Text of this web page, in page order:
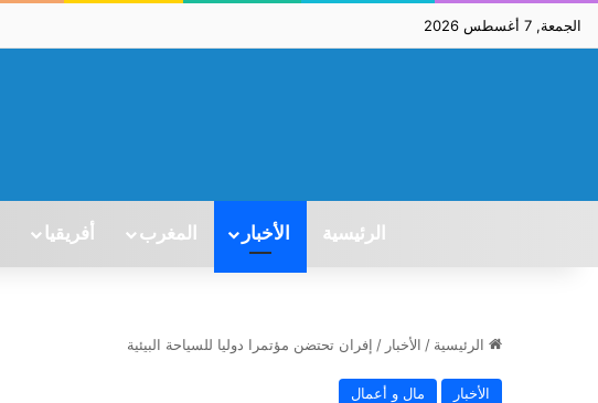
الجمعة, 7 أغسطس 2026
الرئيسية الأخبار المغرب أفريقيا
الرئيسية / الأخبار / إفران تحتضن مؤتمرا دوليا للسياحة البيئية
الأخبار مال و أعمال